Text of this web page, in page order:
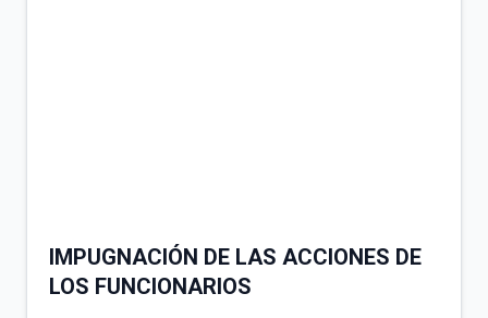
IMPUGNACIÓN DE LAS ACCIONES DE
LOS FUNCIONARIOS